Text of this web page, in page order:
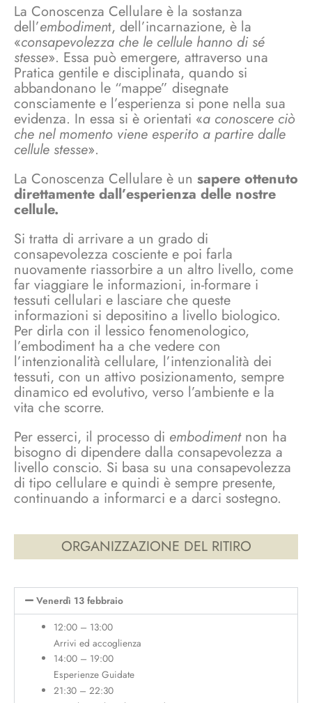
La Conoscenza Cellulare è la sostanza
dell’embodiment, dell’incarnazione, è la
«consapevolezza che le cellule hanno di sé
stesse». Essa può emergere, attraverso una
Pratica gentile e disciplinata, quando si
abbandonano le “mappe” disegnate
consciamente e l’esperienza si pone nella sua
evidenza. In essa si è orientati «a conoscere ciò
che nel momento viene esperito a partire dalle
cellule stesse».
La Conoscenza Cellulare è un sapere ottenuto
direttamente dall’esperienza delle nostre
cellule.
Si tratta di arrivare a un grado di
consapevolezza cosciente e poi farla
nuovamente riassorbire a un altro livello, come
far viaggiare le informazioni, in-formare i
tessuti cellulari e lasciare che queste
informazioni si depositino a livello biologico.
Per dirla con il lessico fenomenologico,
l’embodiment ha a che vedere con
l’intenzionalità cellulare, l’intenzionalità dei
tessuti, con un attivo posizionamento, sempre
dinamico ed evolutivo, verso l’ambiente e la
vita che scorre.
Per esserci, il processo di embodimentnon ha
bisogno di dipendere dalla consapevolezza a
livello conscio. Si basa su una consapevolezza
di tipo cellulare e quindi è sempre presente,
continuando a informarci e a darci sostegno.
ORGANIZZAZIONE DEL RITIRO
Venerdì 13 febbraio
12:00 – 13:00
Arrivi ed accoglienza
14:00 – 19:00
Esperienze Guidate
21:30 – 22:30